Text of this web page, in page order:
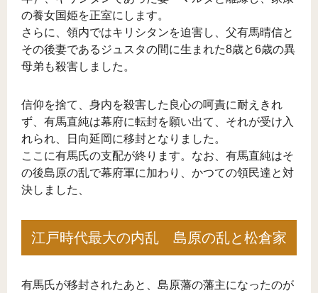
の養女国姫を正室にします。
さらに、領内ではキリシタンを迫害し、父有馬晴信と
その後妻であるジュスタの間に生まれた8歳と6歳の異
母弟も殺害しました。
信仰を捨て、身内を殺害した良心の呵責に耐えきれ
ず、有馬直純は幕府に転封を願い出て、それが受け入
れられ、日向延岡に移封となりました。
ここに有馬氏の支配が終ります。なお、有馬直純はそ
の後島原の乱で幕府軍に加わり、かつての領民達と対
決しました、
江戸時代最大の内乱 島原の乱と松倉家
有馬氏が移封されたあと、島原藩の藩主になったのが